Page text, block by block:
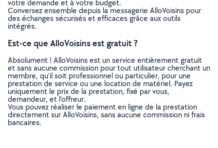
votre demande et à votre budget.
Conversez ensemble depuis la messagerie AlloVoisins pour
des échanges sécurisés et efficaces grâce aux outils
intégrés.
Est-ce que AlloVoisins est gratuit ?
Absolument ! AlloVoisins est un service entièrement gratuit
et sans aucune commission pour tout utilisateur cherchant un
membre, qu’il soit professionnel ou particulier, pour une
prestation de service ou une location de matériel. Payez
uniquement le prix de la prestation, fixé par vous,
demandeur, et l’offreur.
Vous pouvez réaliser le paiement en ligne de la prestation
directement sur AlloVoisins, sans aucune commission ni frais
bancaires.